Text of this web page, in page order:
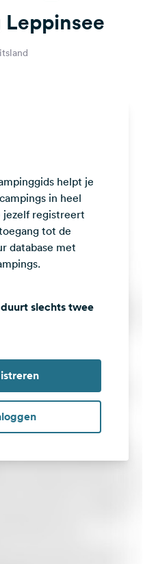
helpt je
in heel
jezelf registreert
tot de
database met
slechts twee